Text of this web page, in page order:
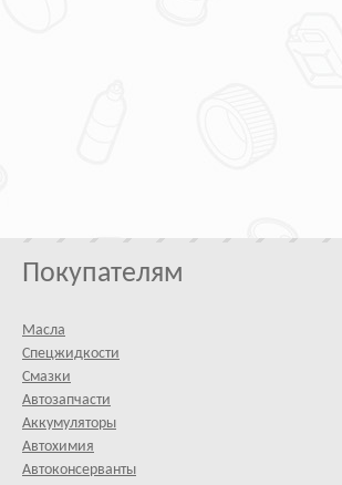
Покупателям
Масла
Спецжидкости
Смазки
Автозапчасти
Аккумуляторы
Автохимия
Автоконсерванты